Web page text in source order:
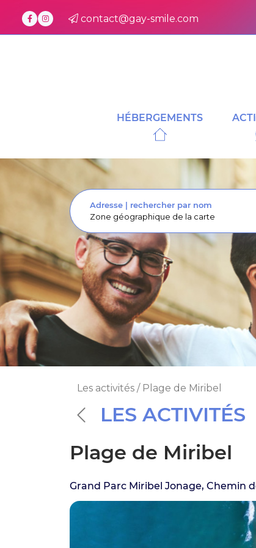
contact@gay-smile.com
HÉBERGEMENTS
Adresse rechercher par nom
Les activités / Plage de Miribel
LES ACTIVITÉS
Plage de Miribel
Grand Parc Miribel Jonage, Chemin